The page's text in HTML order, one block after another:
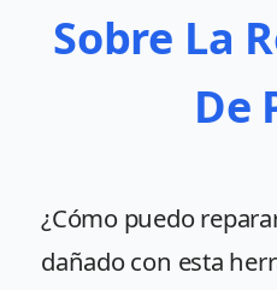
Sobre La
De
¿Cómo puedo
dañado con esta